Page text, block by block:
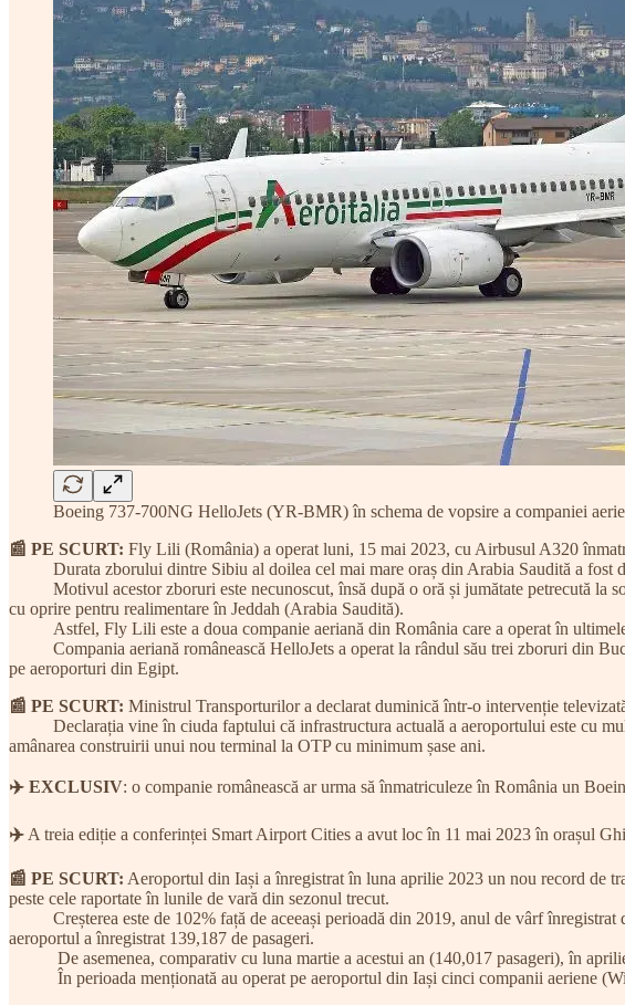
Boeing 737-700NG HelloJets (YR-BMR) în schema de vopsire a companiei
📰 PE SCURT: Fly Lili (România) a operat luni, 15 mai 2023, cu Airbusul A320
Durata zborului dintre Sibiu al doilea cel mai mare oraș din Arabia Saudită a fost
Motivul acestor zboruri este necunoscut, însă după o oră și jumătate petrecută la
cu oprire pentru realimentare în Jeddah (Arabia Saudită).
Astfel, Fly Lili este a doua companie aeriană din România care a operat în
Compania aeriană românească HelloJets a operat la rândul său trei zboruri din
pe aeroporturi din Egipt.
📰 PE SCURT: Ministrul Transporturilor a declarat duminică într-o intervenție
Declarația vine în ciuda faptului că infrastructura actuală a aeroportului este cu
amânarea construirii unui nou terminal la OTP cu minimum șase ani.
✈️ EXCLUSIV: o companie românească ar urma să înmatriculeze în România un
✈️ A treia ediție a conferinței Smart Airport Cities a avut loc în 11 mai 2023 în orașul
📰 PE SCURT: Aeroportul din Iași a înregistrat în luna aprilie 2023 un nou record de
peste cele raportate în lunile de vară din sezonul trecut.
Creșterea este de 102% față de aceeași perioadă din 2019, anul de vârf înregistrat
aeroportul a înregistrat 139,187 de pasageri.
De asemenea, comparativ cu luna martie a acestui an (140,017 pasageri), în
În perioada menționată au operat pe aeroportul din Iași cinci companii aeriene